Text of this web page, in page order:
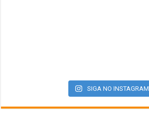
SIGA NO INSTAGRAM